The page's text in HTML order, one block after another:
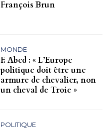
François Brun
MONDE
F. Abed : « L’Europe
politique doit être une
armure de chevalier, non
un cheval de Troie »
POLITIQUE